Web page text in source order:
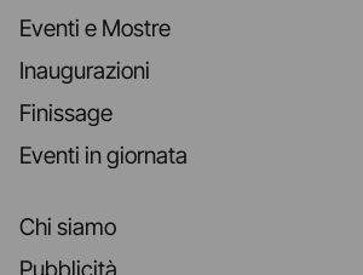
Eventi e Mostre
Inaugurazioni
Finissage
Eventi in giornata
Chi siamo